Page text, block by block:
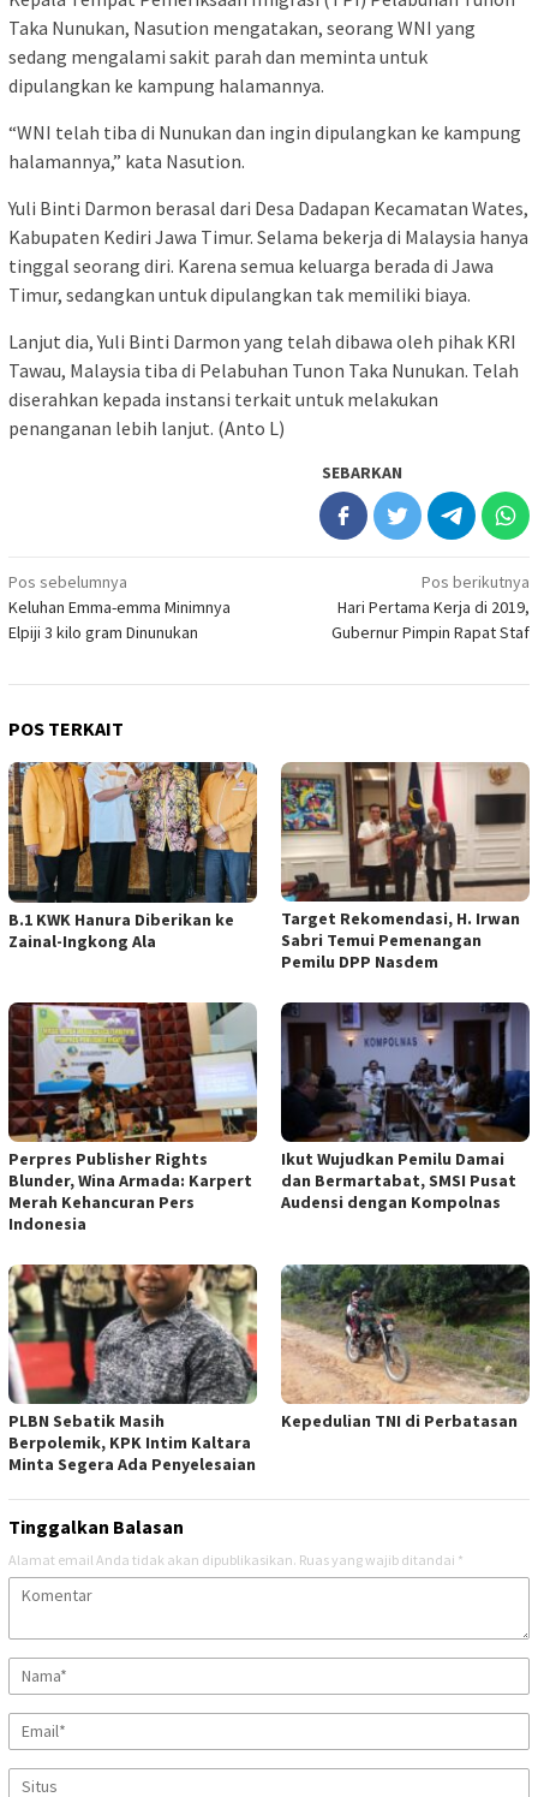
Taka Nunukan, Nasution mengatakan, seorang WNI yang
sedang mengalami sakit parah dan meminta untuk
dipulangkan ke kampung halamannya.
“WNI telah tiba di Nunukan dan ingin dipulangkan ke kampung
halamannya,” kata Nasution.
Yuli Binti Darmon berasal dari Desa Dadapan Kecamatan Wates,
Kabupaten Kediri Jawa Timur. Selama bekerja di Malaysia hanya
tinggal seorang diri. Karena semua keluarga berada di Jawa
Timur, sedangkan untuk dipulangkan tak memiliki biaya.
Lanjut dia, Yuli Binti Darmon yang telah dibawa oleh pihak KRI
Tawau, Malaysia tiba di Pelabuhan Tunon Taka Nunukan. Telah
diserahkan kepada instansi terkait untuk melakukan
penanganan lebih lanjut. (Anto L)
SEBARKAN
Navigasi
pos
Pos sebelumnya
Keluhan Emma-emma Minimnya
Elpiji 3 kilo gram Dinunukan
Pos berikutnya
Hari Pertama Kerja di 2019,
Gubernur Pimpin Rapat Staf
POS TERKAIT
B.1 KWK Hanura Diberikan ke
Zainal-Ingkong Ala
Target Rekomendasi, H. Irwan
Sabri Temui Pemenangan
Pemilu DPP Nasdem
Perpres Publisher Rights
Blunder, Wina Armada: Karpert
Merah Kehancuran Pers
Indonesia
Ikut Wujudkan Pemilu Damai
dan Bermartabat, SMSI Pusat
Audensi dengan Kompolnas
PLBN Sebatik Masih
Berpolemik, KPK Intim Kaltara
Minta Segera Ada Penyelesaian
Kepedulian TNI di Perbatasan
Tinggalkan Balasan
Alamat email Anda tidak akan dipublikasikan. Ruas yang wajib ditandai *